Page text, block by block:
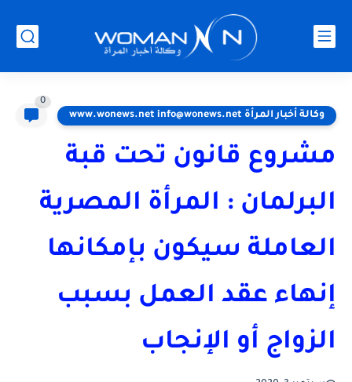
وكالة أخبار المرأة www.wonews.net info@wonews.net
0
مشروع قانون تحت قبة
البرلمان : المرأة المصرية
العاملة سيكون بإمكانها
إنهاء عقد العمل بسبب
الزواج أو الإنجاب